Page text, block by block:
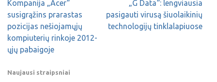
Kompanija „Acer“
susigrąžins prarastas
pozicijas nešiojamųjų
kompiuterių rinkoje 2012-
ųjų pabaigoje
„G Data“: lengviausia
pasigauti virusą šiuolaikinių
technologijų tinklalapiuose
Naujausi straipsniai